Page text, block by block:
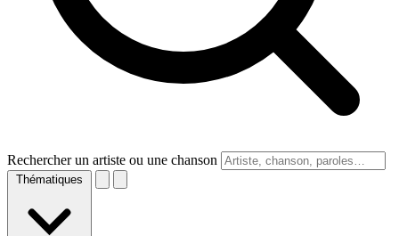
Rechercher un artiste ou une chanson
Thématiques